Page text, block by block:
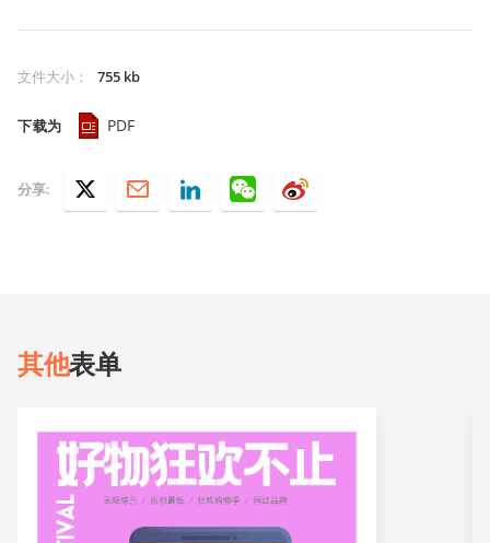
文件大小 ： 755 kb
下载为 PDF
分享:
其他表单